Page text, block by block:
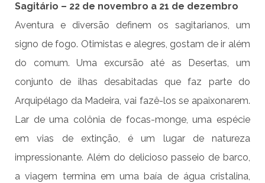
Sagitário – 22 de novembro a 21 de dezembro
Aventura e diversão definem os sagitarianos, um
signo de fogo. Otimistas e alegres, gostam de ir além
do comum. Uma excursão até as Desertas, um
conjunto de ilhas desabitadas que faz parte do
Arquipélago da Madeira, vai fazê-los se apaixonarem.
Lar de uma colônia de focas-monge, uma espécie
em vias de extinção, é um lugar de natureza
impressionante. Além do delicioso passeio de barco,
a viagem termina em uma baía de água cristalina,